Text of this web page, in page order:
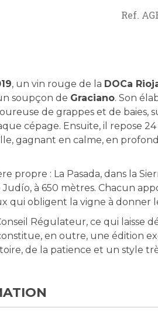
Ref.
, un vin rouge de la DOCa
soupçon de Graciano. Son
de grappes et de baies,
cépage. Ensuite, il repose
gagnant en calme, en
propre : La Pasada, dans la
à 650 mètres. Chacun
qui obligent la vigne à donner
Régulateur, ce qui laisse
en outre, une édition
de la patience et un style